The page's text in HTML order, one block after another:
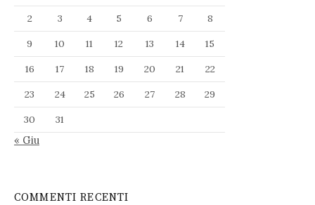
2
3 4 5 6 7
8
9
10 11 12 13 14
15
16
17 18 19 20 21
22
23
24 25 26 27 28
29
30
31
« Giu
COMMENTI RECENTI